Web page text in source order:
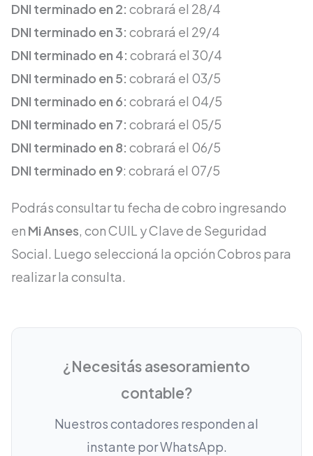
DNI terminado en 2: cobrará el 28/4
DNI terminado en 3: cobrará el 29/4
DNI terminado en 4: cobrará el 30/4
DNI terminado en 5: cobrará el 03/5
DNI terminado en 6: cobrará el 04/5
DNI terminado en 7: cobrará el 05/5
DNI terminado en 8: cobrará el 06/5
DNI terminado en 9: cobrará el 07/5
Podrás consultar tu fecha de cobro ingresando
en Mi Anses, con CUIL y Clave de Seguridad
Social. Luego seleccioná la opción Cobros para
realizar la consulta.
¿Necesitás asesoramiento
contable?
Nuestros contadores responden al
instante por WhatsApp.